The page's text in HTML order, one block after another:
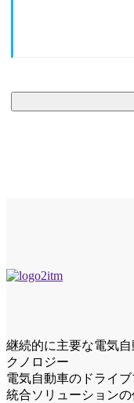
継続的に主要な電気
クノロジー
電気自動車のドライ
統合ソリューション